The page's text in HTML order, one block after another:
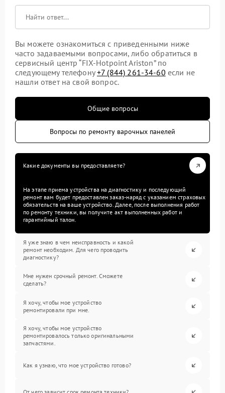
Вы можете ознакомиться с приведенными ниже
часто задаваемыми вопросами, либо обратиться в
сервисный центр “FIX-Hotpoint Ariston” по
следующему телефону+7 (844) 261-34-60 если не
нашли ответ на свой вопрос.
Общие вопросы
Вопросы по ремонту варочных панелей
Какие документы вы предоставляете?
На этапе приема устройства на диагностику и последующий
ремонт вам будет предоставлен заказ-наряд с указанием страховых
обязательств на ваше устройство. Далее, после выполнения работ
по ремонту техники, вы получите акт выполненных работ и
гарантийный талон.
Я уже знаю в чем неисправность и какой
ремонт необходим. Для чего проводить
диагностику?
Мне нужен срочный ремонт. Сможете
сделать?
Я хочу, чтобы мое устройство
ремонтировали при мне.
Я хочу, чтобы мое устройство
ремонтировалось только оригинальными
запчастями.
Как я узнаю, что мое устройство готово?